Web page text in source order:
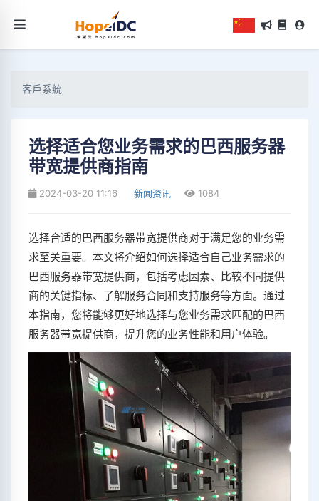
客戶系統
选择适合您业务需求的巴西服务器
带宽提供商指南
2024-03-20 11:16 新闻资讯 1084
选择合适的巴西服务器带宽提供商对于满足您的业务需
求至关重要。本文将介绍如何选择适合自己业务需求的
巴西服务器带宽提供商，包括考虑因素、比较不同提供
商的关键指标、了解服务合同和支持服务等方面。通过
本指南，您将能够更好地选择与您业务需求匹配的巴西
服务器带宽提供商，提升您的业务性能和用户体验。